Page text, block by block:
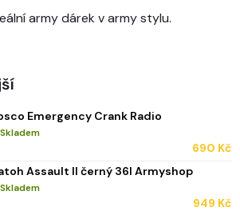
army dárek v army stylu.
Emergency Crank Radio
Skladem
690 Kč
Assault II černý 36l Armyshop
Skladem
949 Kč